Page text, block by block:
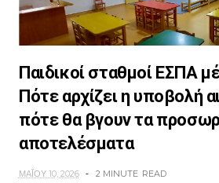
Παιδικοί σταθμοί ΕΣΠΑ
Πότε αρχίζει η υποβολή
πότε θα βγουν τα
αποτελέσματα
ΜΑΪ́ΟΥ 10, 2026 2 MINUTE READ